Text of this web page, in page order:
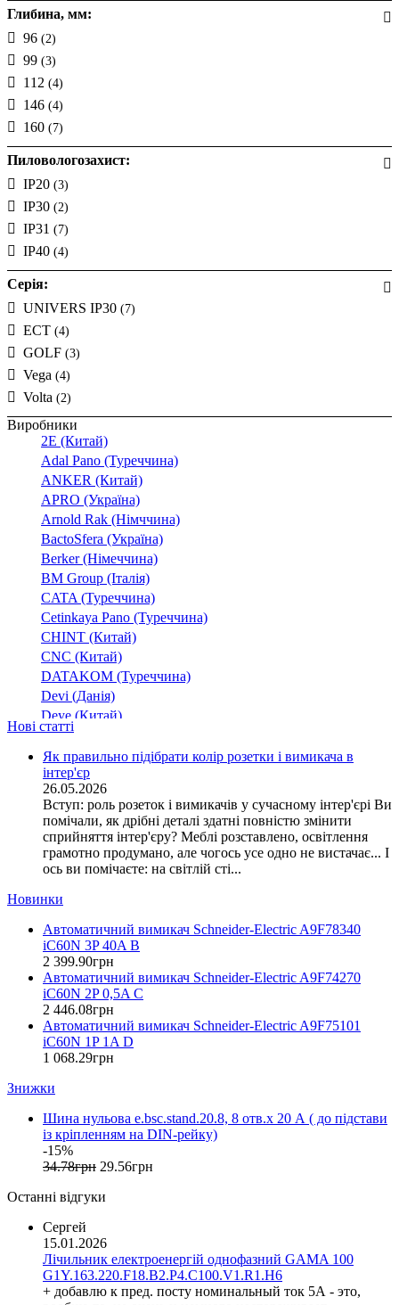
Глибина, мм:
96 (2)
99 (3)
112 (4)
146 (4)
160 (7)
Пиловологозахист:
IP20 (3)
IP30 (2)
IP31 (7)
IP40 (4)
Серія:
UNIVERS IP30 (7)
ECT (4)
GOLF (3)
Vega (4)
Volta (2)
Виробники
2E (Китай)
Adal Pano (Туреччина)
ANKER (Китай)
APRO (Україна)
Arnold Rak (Німччина)
BactoSfera (Україна)
Berker (Німеччина)
BM Group (Італія)
CATA (Туреччина)
Cetinkaya Pano (Туреччина)
CHINT (Китай)
CNC (Китай)
DATAKOM (Туреччина)
Devi (Данія)
Deye (Китай)
DigiTop (Україна)
DKC (Україна)
Dyness (Китай)
E.NEXT (Україна)
EAE Electric
Eastron (Китай)
Eaton (США)
ElectrO (Україна)
EON (Таїланд)
ETI (Словенія)
ETREL (Словенія)
Evrosvet (Україна)
Extherm (Німеччина)
F&F (Польща)
FRER (Італія)
FS (Україна)
Galkat (Україна)
GENERICA (Китай)
Gewiss (Італія)
Ginlong Solis (Китай)
Hager (Німеччина)
Haupa (Німеччина)
HD Hyundai Electric (Корея)
Hemstedt (Німеччина)
Horoz Electric (Туреччина)
Нові статті
Як правильно підібрати колір розетки і вимикача в
інтер'єр
26.05.2026
Вступ: роль розеток і вимикачів у сучасному інтер'єрі Ви
помічали, як дрібні деталі здатні повністю змінити
сприйняття інтер'єру? Меблі розставлено, освітлення
грамотно продумано, але чогось усе одно не вистачає... І
ось ви помічаєте: на світлій сті...
Новинки
Автоматичний вимикач Schneider-Electric A9F78340
iC60N 3P 40A B
2 399.90грн
Автоматичний вимикач Schneider-Electric A9F74270
iC60N 2P 0,5A C
2 446.08грн
Автоматичний вимикач Schneider-Electric A9F75101
iC60N 1P 1A D
1 068.29грн
Знижки
Шина нульова e.bsc.stand.20.8, 8 отв.х 20 А ( до підстави
із кріпленням на DIN-рейку)
-15%
34.78грн 29.56грн
Останні відгуки
Сергей
15.01.2026
Лічильник електроенергій однофазний GAMA 100
G1Y.163.220.F18.B2.P4.C100.V1.R1.H6
+ добавлю к пред. посту номинальный ток 5А - это,